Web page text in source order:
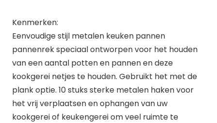
Kenmerken:
Eenvoudige stijl metalen keuken pannen
pannenrek speciaal ontworpen voor het houden
van een aantal potten en pannen en deze
kookgerei netjes te houden. Gebruikt het met de
plank optie. 10 stuks sterke metalen haken voor
het vrij verplaatsen en ophangen van uw
kookgerei of keukengerei om veel ruimte te